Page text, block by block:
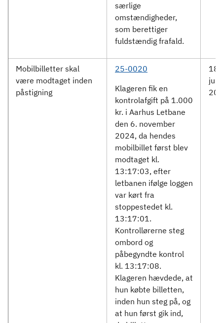
særlige
omstændigheder,
som berettiger
fuldstændig frafald.
Mobilbilletter skal
være modtaget inden
påstigning
25-0020
Klageren fik en
kontrolafgift på 1.000
kr. i Aarhus Letbane
den 6. november
2024, da hendes
mobilbillet først blev
modtaget kl.
13:17:03, efter
letbanen ifølge loggen
var kørt fra
stoppestedet kl.
13:17:01.
Kontrollørerne steg
ombord og
påbegyndte kontrol
kl. 13:17:08.
Klageren hævdede, at
hun købte billetten,
inden hun steg på, og
at hun først gik ind,
18.
juni